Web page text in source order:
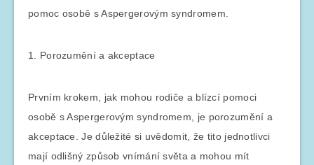
pomoc osobě s Aspergerovým syndromem.
1. Porozumění a akceptace
Prvním krokem, jak mohou rodiče a blízcí pomoci
osobě s Aspergerovým syndromem, je porozumění a
akceptace. Je důležité si uvědomit, že tito jednotlivci
mají odlišný způsob vnímání světa a mohou mít